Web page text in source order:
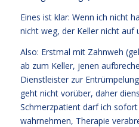
Eines ist klar: Wenn ich nicht
nicht weg, der Keller nicht auf
Also: Erstmal mit Zahnweh
ab zum Keller, jenen
Dienstleister zur
geht nicht vorüber, daher
Schmerzpatient darf ich
wahrnehmen, Therapie